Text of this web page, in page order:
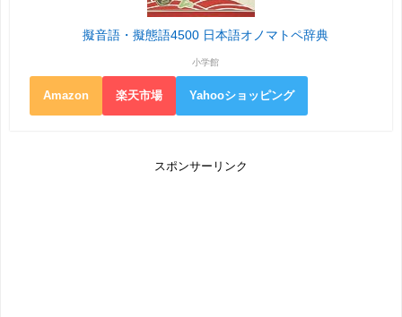
擬音語・擬態語4500 日本語オノマトペ辞典
小学館
Amazon 楽天市場 Yahooショッピング
スポンサーリンク